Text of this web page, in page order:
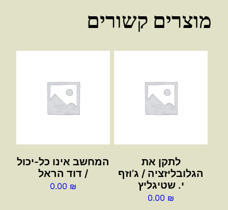
מוצרים קשורים
לתקן את
הגלובליזציה / ג’וזף
י. שטיגליץ
0.00 ₪
המחשב אינו כל-יכול
/ דוד הראל
0.00 ₪